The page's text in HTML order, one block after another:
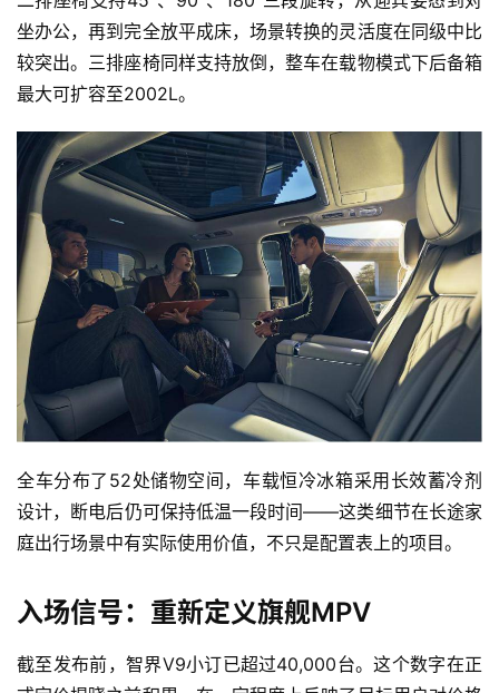
能
源
评
测
师
旅
行
家
车
快
报
栏
登录 注册
坐办公，再到完全放平成床，场景转换的灵活度在同级中比
较突出。三排座椅同样支持放倒，整车在载物模式下后备箱
最大可扩容至2002L。
全车分布了52处储物空间，车载恒冷冰箱采用长效蓄冷剂
设计，断电后仍可保持低温一段时间——这类细节在长途家
庭出行场景中有实际使用价值，不只是配置表上的项目。
入场信号：重新定义旗舰MPV
截至发布前，智界V9小订已超过40,000台。这个数字在正